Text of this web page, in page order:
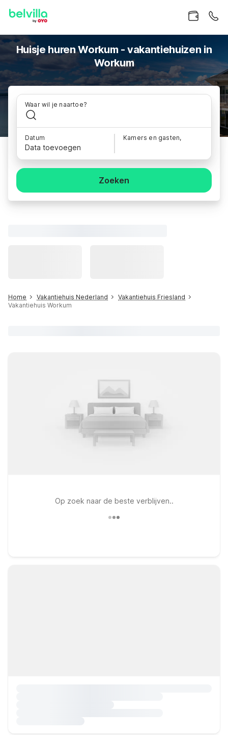
Huisje huren Workum - vakantiehuizen in
Workum
Waar wil je naartoe?
Datum
Data toevoegen
Kamers en gasten,
Zoeken
Home Vakantiehuis Nederland
Vakantiehuis Friesland
Vakantiehuis Workum
Op zoek naar de beste verblijven..